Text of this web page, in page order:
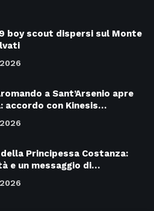
boy scout dispersi sul Monte
a Sant’Arsenio apre
accordo con Kinesis…
Principessa Costanza:
e un messaggio di…